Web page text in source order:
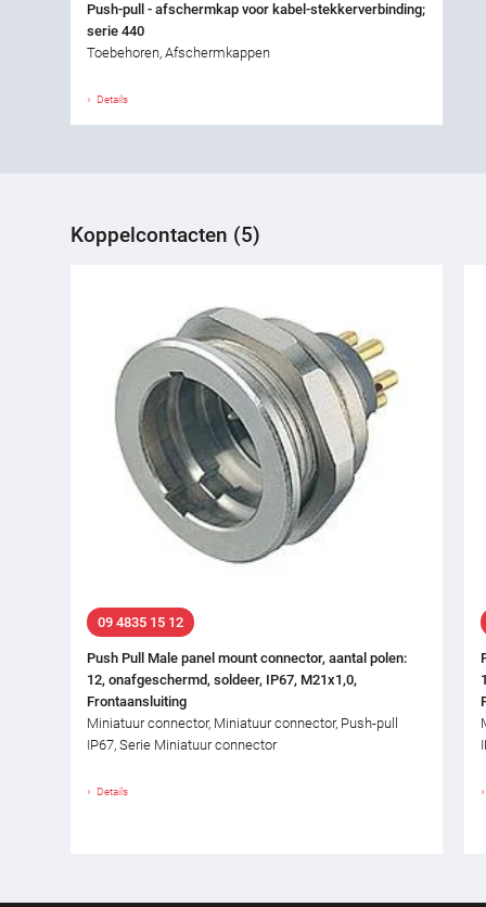
Push-pull - afschermkap voor kabel-stekkerverbinding;
serie 440
Toebehoren, Afschermkappen
Details
Koppelcontacten (5)
09 4835 15 12
Push Pull Male panel mount connector, aantal polen:
12, onafgeschermd, soldeer, IP67, M21x1,0,
Frontaansluiting
Miniatuur connector, Miniatuur connector, Push-pull
IP67, Serie Miniatuur connector
Details